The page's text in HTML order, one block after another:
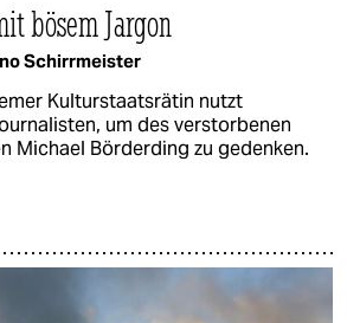
bösem Jargon
Schirrmeister
Kulturstaatsrätin nutzt
um des verstorbenen
Michael Börderding zu gedenken.